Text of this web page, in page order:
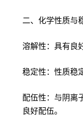
二、化学性质与
溶解性：具有良
稳定性：性质稳
配伍性：与阴离
良好配伍。